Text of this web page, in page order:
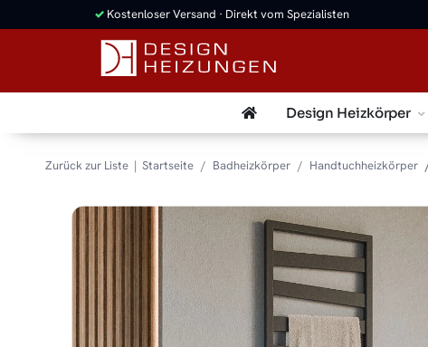
✓ Kostenloser Versand · Direkt vom Spezialisten
Design Heizkörper
Zurück zur Liste Startseite Badheizkörper Handtuchheizkörper